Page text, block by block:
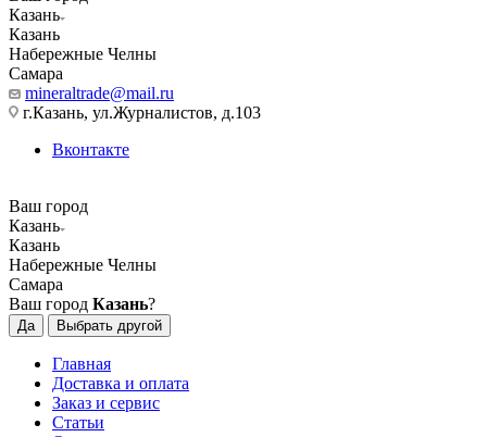
Казань
Казань
Набережные Челны
Самара
mineraltrade@mail.ru
г.Казань, ул.Журналистов, д.103
Вконтакте
Ваш город
Казань
Казань
Набережные Челны
Самара
Ваш город Казань?
Да Выбрать другой
Главная
Доставка и оплата
Заказ и сервис
Статьи